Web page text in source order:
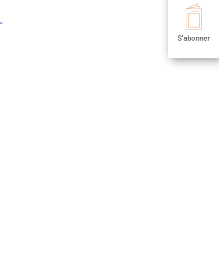
S’abonner

S’abonner